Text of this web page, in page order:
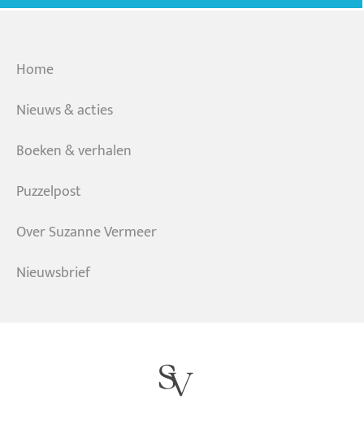
Home
Nieuws & acties
Boeken & verhalen
Puzzelpost
Over Suzanne Vermeer
Nieuwsbrief